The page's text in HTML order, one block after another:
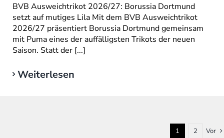
BVB Ausweichtrikot 2026/27: Borussia Dortmund
setzt auf mutiges Lila Mit dem BVB Ausweichtrikot
2026/27 präsentiert Borussia Dortmund gemeinsam
mit Puma eines der auffälligsten Trikots der neuen
Saison. Statt der [...]
Weiterlesen
1 2 Vor